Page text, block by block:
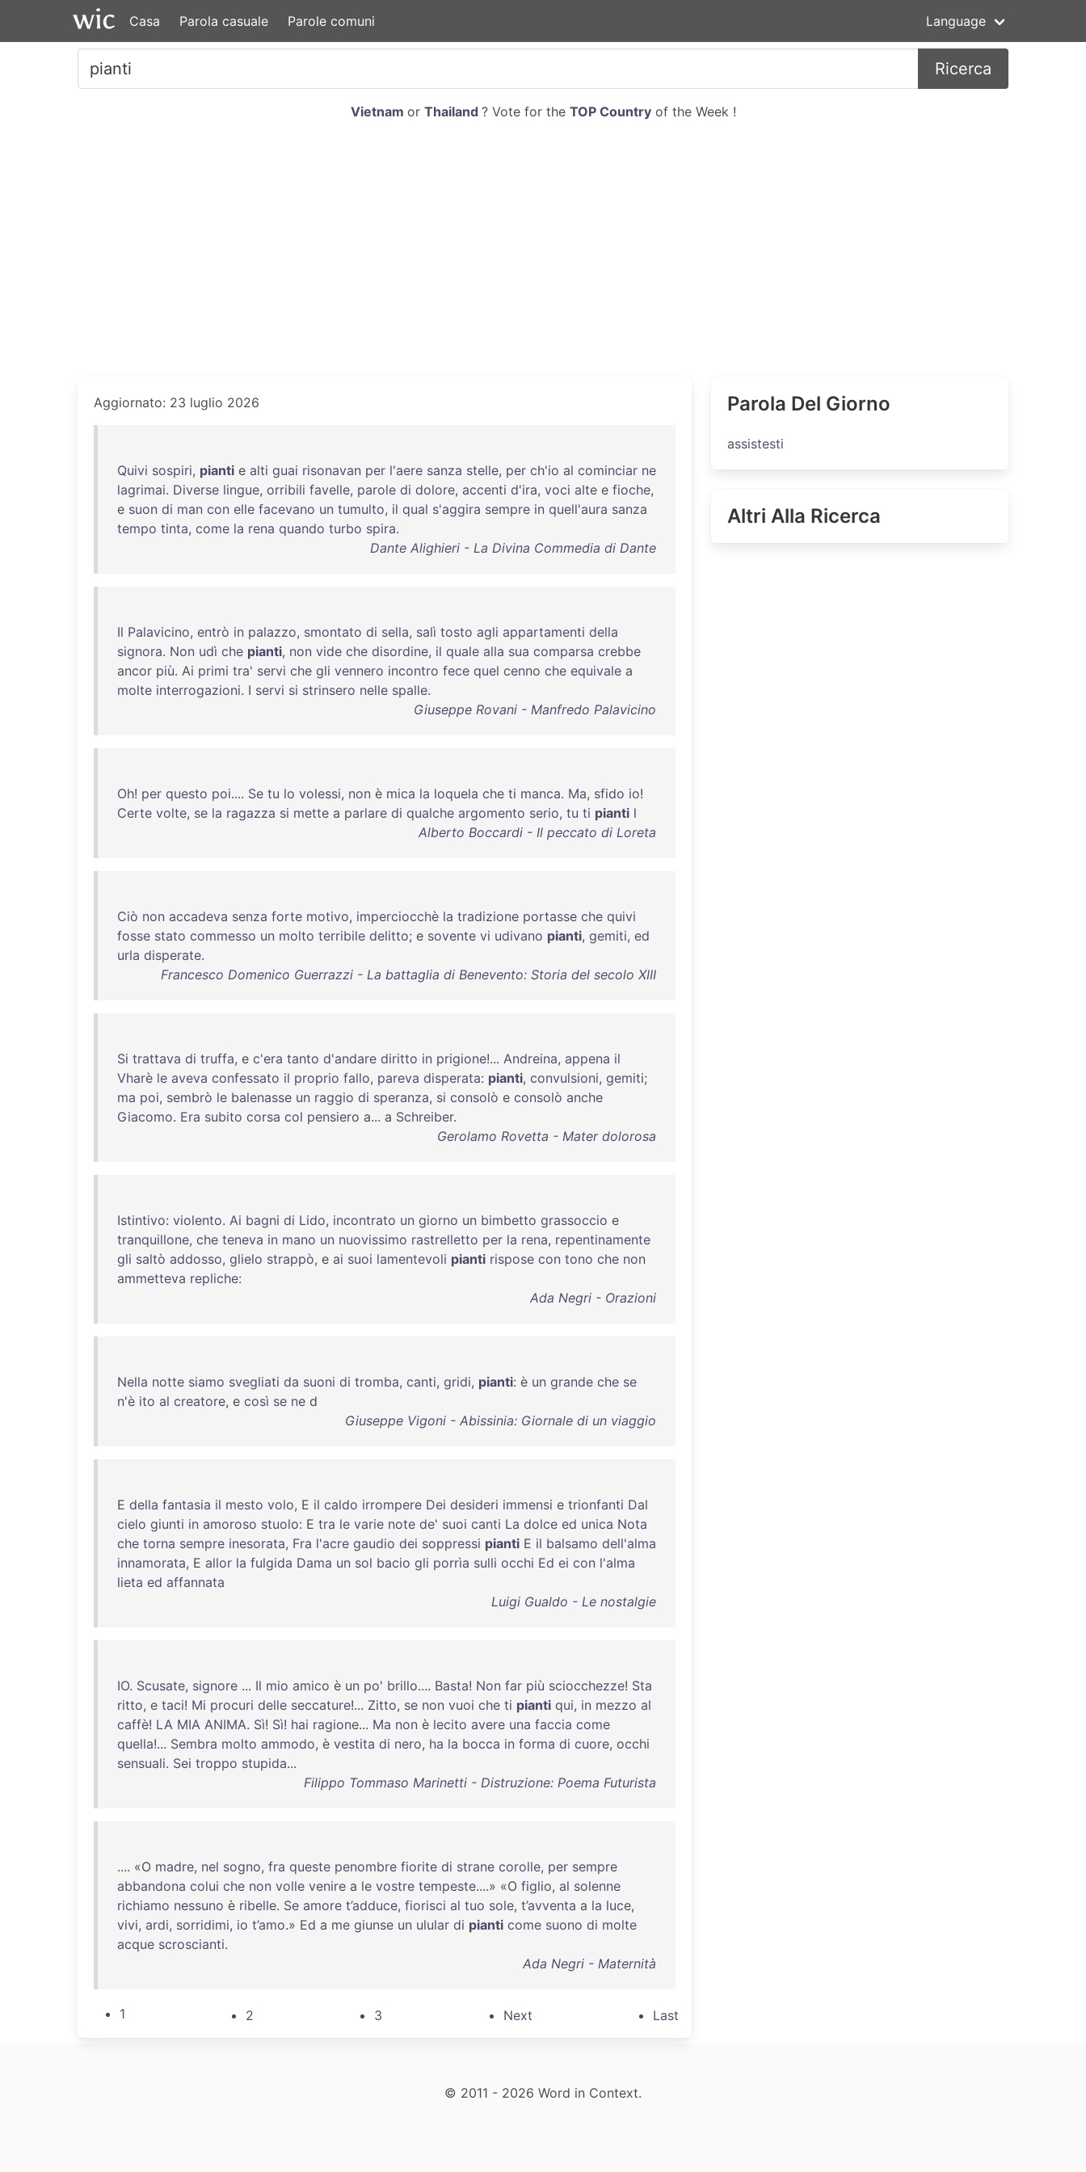
Casa Parola casuale Parole comuni Language
Ricerca
Vietnam or Thailand ? Vote for the TOP Countryof the Week !
Aggiornato: 23 luglio 2026
Quivi sospiri, pianti e alti guai risonavan per l'aere sanza stelle, per ch'io al cominciar ne
lagrimai. Diverse lingue, orribili favelle, parole di dolore, accenti d'ira, voci alte e fioche,
e suon di man con elle facevano un tumulto, il qual s'aggira sempre in quell'aura sanza
tempo tinta, come la rena quando turbo spira.
Dante Alighieri - La Divina Commedia di Dante
Il Palavicino, entrò in palazzo, smontato di sella, salì tosto agli appartamenti della
signora. Non udì che pianti, non vide che disordine, il quale alla sua comparsa crebbe
ancor più. Ai primi tra' servi che gli vennero incontro fece quel cenno che equivale a
molte interrogazioni. I servi si strinsero nelle spalle.
Giuseppe Rovani - Manfredo Palavicino
Oh! per questo poi.... Se tu lo volessi, non è mica la loquela che ti manca. Ma, sfido io!
Certe volte, se la ragazza si mette a parlare di qualche argomento serio, tu ti pianti l
Alberto Boccardi - Il peccato di Loreta
Ciò non accadeva senza forte motivo, imperciocchè la tradizione portasse che quivi
fosse stato commesso un molto terribile delitto; e sovente vi udivano pianti, gemiti, ed
urla disperate.
Francesco Domenico Guerrazzi - La battaglia di Benevento: Storia del secolo XIII
Si trattava di truffa, e c'era tanto d'andare diritto in prigione!... Andreina, appena il
Vharè le aveva confessato il proprio fallo, pareva disperata: pianti, convulsioni, gemiti;
ma poi, sembrò le balenasse un raggio di speranza, si consolò e consolò anche
Giacomo. Era subito corsa col pensiero a... a Schreiber.
Gerolamo Rovetta - Mater dolorosa
Istintivo: violento. Ai bagni di Lido, incontrato un giorno un bimbetto grassoccio e
tranquillone, che teneva in mano un nuovissimo rastrelletto per la rena, repentinamente
gli saltò addosso, glielo strappò, e ai suoi lamentevoli pianti rispose con tono che non
ammetteva repliche:
Ada Negri - Orazioni
Nella notte siamo svegliati da suoni di tromba, canti, gridi, pianti: è un grande che se
n'è ito al creatore, e così se ne d
Giuseppe Vigoni - Abissinia: Giornale di un viaggio
E della fantasia il mesto volo, E il caldo irrompere Dei desideri immensi e trionfanti Dal
cielo giunti in amoroso stuolo: E tra le varie note de' suoi canti La dolce ed unica Nota
che torna sempre inesorata, Fra l'acre gaudio dei soppressi pianti E il balsamo dell'alma
innamorata, E allor la fulgida Dama un sol bacio gli porrìa sulli occhi Ed ei con l'alma
lieta ed affannata
Luigi Gualdo - Le nostalgie
IO. Scusate, signore ... Il mio amico è un po' brillo.... Basta! Non far più sciocchezze! Sta
ritto, e taci! Mi procuri delle seccature!... Zitto, se non vuoi che ti pianti qui, in mezzo al
caffè! LA MIA ANIMA. Sì! Sì! hai ragione... Ma non è lecito avere una faccia come
quella!... Sembra molto ammodo, è vestita di nero, ha la bocca in forma di cuore, occhi
sensuali. Sei troppo stupida...
Filippo Tommaso Marinetti - Distruzione: Poema Futurista
.... «O madre, nel sogno, fra queste penombre fiorite di strane corolle, per sempre
abbandona colui che non volle venire a le vostre tempeste....» «O figlio, al solenne
richiamo nessuno è ribelle. Se amore t’adduce, fiorisci al tuo sole, t’avventa a la luce,
vivi, ardi, sorridimi, io t’amo.» Ed a me giunse un ulular di pianti come suono di molte
acque scroscianti.
Ada Negri - Maternità
1 2 3 Next Last
Parola Del Giorno
assistesti
Altri Alla Ricerca
© 2011 - 2026 Word in Context.